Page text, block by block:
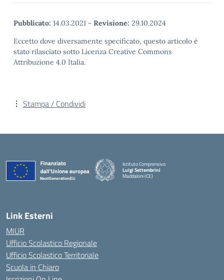
Pubblicato: 14.03.2021 - Revisione: 29.10.2024
Eccetto dove diversamente specificato, questo articolo è
stato rilasciato sotto Licenza Creative Commons
Attribuzione 4.0 Italia.
Stampa / Condividi
Istituto Comprensivo
Luigi Settembrini
Maddaloni (CE)
Link Esterni
MIUR
Ufficio Scolastico Regionale
Ufficio Scolastico Territoriale
Scuola in Chiaro